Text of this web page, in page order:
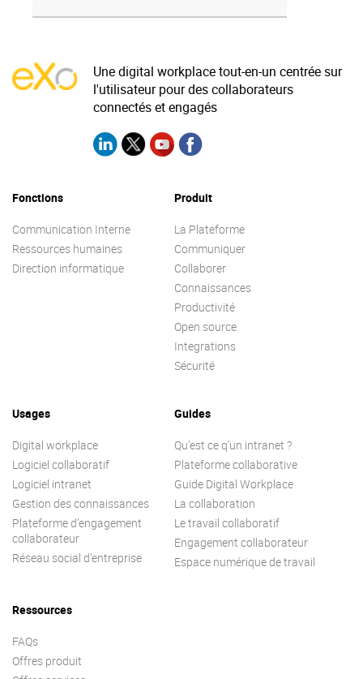
Une digital workplace tout-en-un centrée sur
l'utilisateur pour des collaborateurs
connectés et engagés
Fonctions
Communication Interne
Ressources humaines
Direction informatique
Produit
La Plateforme
Communiquer
Collaborer
Connaissances
Productivité
Open source
Integrations
Sécurité
Usages
Digital workplace
Logiciel collaboratif
Logiciel intranet
Gestion des connaissances
Plateforme d’engagement
collaborateur
Réseau social d’entreprise
Guides
Qu’est ce q’un intranet ?
Plateforme collaborative
Guide Digital Workplace
La collaboration
Le travail collaboratif
Engagement collaborateur
Espace numérique de travail
Ressources
FAQs
Offres produit